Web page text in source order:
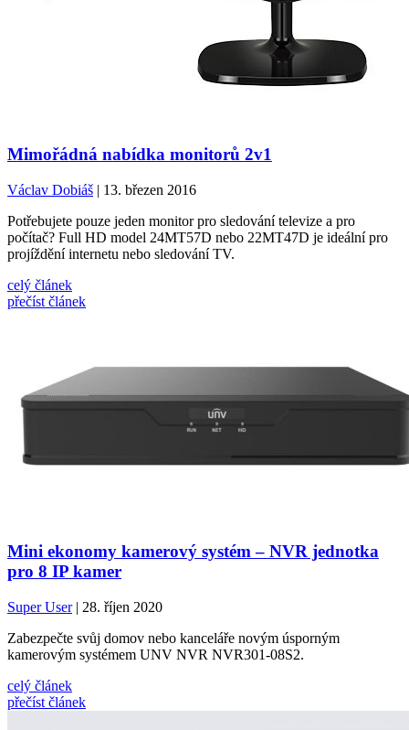
Mimořádná nabídka monitorů 2v1
Václav Dobiáš | 13. březen 2016
Potřebujete pouze jeden monitor pro sledování televize a pro
počítač? Full HD model 24MT57D nebo 22MT47D je ideální pro
projíždění internetu nebo sledování TV.
celý článek
přečíst článek
Mini ekonomy kamerový systém – NVR jednotka
pro 8 IP kamer
Super User| 28. říjen 2020
Zabezpečte svůj domov nebo kanceláře novým úsporným
kamerovým systémem UNV NVR NVR301-08S2.
celý článek
přečíst článek